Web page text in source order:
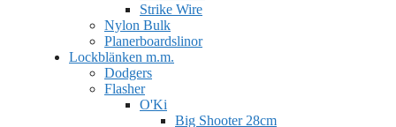
Strike Wire
Nylon Bulk
Planerboardslinor
Lockblänken m.m.
Dodgers
Flasher
O'Ki
Big Shooter 28cm